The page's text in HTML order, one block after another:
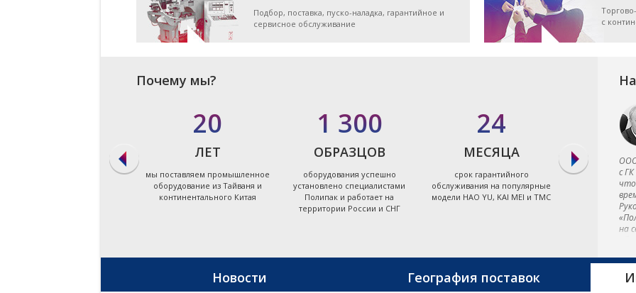
Подбор, поставка, пуско-наладка, гарантийное и
сервисное обслуживание
с
Почему мы?
мы даём ответ на запрос по
20
ЛЕТ
мы поставляем промышленное
оборудование из Тайваня и
континентального Китая
1 300
ОБРАЗЦОВ
оборудования успешно
установлено специалистами
Полипак и работает на
территории России и СНГ
24
МЕСЯЦА
срок гарантийного
обслуживания на популярные
модели HAO YU, KAI MEI и TMC
с
на
и
Новости География поставок